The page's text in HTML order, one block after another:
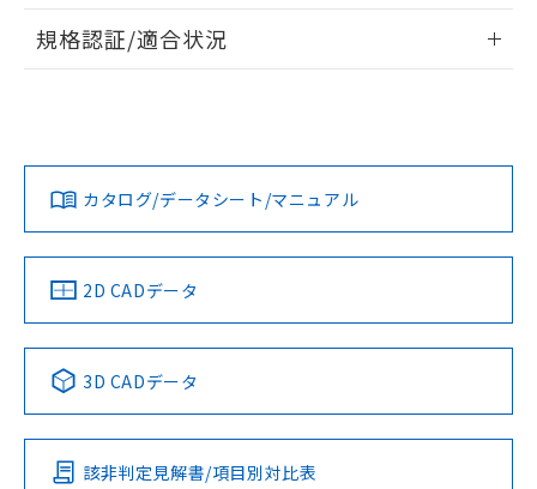
タイムチャート
A: 80mm以上、B: 60mm以上
L: 12mm以上、φd: 80mm以上、D: 12mm以上、m: 36mm
以上、n: 80mm以上
金属埋め込み
鉄材
l: 6mm以上、φd: 54mm以上、D: 6mm以上、m: 36mm以
検出領域
ログイン/会員登録
ダウンロードデータをご利用いただく前に、以下を必ずお読
みください。
ソフトウェアの使用条件
EU RoHS 注意事項・凡例
対応済み
中国 RoHS 注意事項・凡例
Pb Hg Cd Cr(VI)
O
規格認証/適合状況
LR型式承認
（イギリス
船舶規格）
DNV型式承認
（ノルウェー
BV型式承認
（フランス
KR型式
（韓国
No No No No
この製品の規格認証/適合状況ページへ
その他の認証はこちらのページからご検索ください
カタログ/データシート/マニュアル
2D CADデータ
3D CADデータ
該非判定見解書/項目別対比表